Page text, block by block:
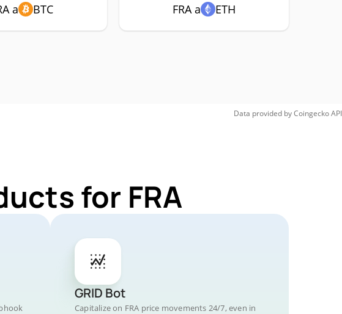
a BTC FRA a ETH
Data provided byCoingeckoAPI
for FRA
GRID Bot
Capitalize on FRA price movements 24/7, even in